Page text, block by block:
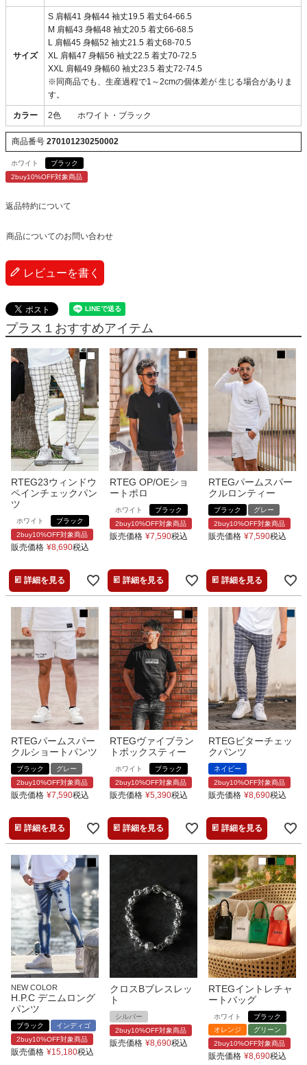
サイズ
S 肩幅41 身幅44 袖丈19.5 着丈64-66.5
M 肩幅43 身幅48 袖丈20.5 着丈66-68.5
L 肩幅45 身幅52 袖丈21.5 着丈68-70.5
XL 肩幅47 身幅56 袖丈22.5 着丈70-72.5
XXL 肩幅49 身幅60 袖丈23.5 着丈72-74.5
※同商品でも、生産過程で1～2cmの個体差が 生じる場合がありま
す。
カラー 2色 ホワイト・ブラック
商品番号 270101230250002
ホワイト
ブラック
2buy10%OFF対象商品
返品特約について
商品についてのお問い合わせ
レビューを書く
プラス１おすすめアイテム
RTEG23ウィンドウ
ペインチェックパン
ツ
ホワイト
ブラック
2buy10%OFF対象商品
販売価格 ¥8,690税込
詳細を見る
RTEG OP/OEショ
ートポロ
ホワイト
ブラック
2buy10%OFF対象商品
販売価格 ¥7,590税込
詳細を見る
RTEGパームスパー
クルロンティー
ブラック
グレー
2buy10%OFF対象商品
販売価格 ¥7,590税込
詳細を見る
RTEGパームスパー
クルショートパンツ
ブラック
グレー
2buy10%OFF対象商品
販売価格 ¥7,590税込
詳細を見る
RTEGヴァイブラン
トボックスティー
ホワイト
ブラック
2buy10%OFF対象商品
販売価格 ¥5,390税込
詳細を見る
RTEGビターチェッ
クパンツ
ネイビー
2buy10%OFF対象商品
販売価格 ¥8,690税込
詳細を見る
NEW COLOR
H.P.C デニムロング
パンツ
ブラック
インディゴ
2buy10%OFF対象商品
販売価格 ¥15,180税込
クロスBブレスレッ
ト
シルバー
2buy10%OFF対象商品
販売価格 ¥8,690税込
RTEGイントレチャ
ートバッグ
ホワイト
ブラック
オレンジ
グリーン
2buy10%OFF対象商品
販売価格 ¥8,690税込